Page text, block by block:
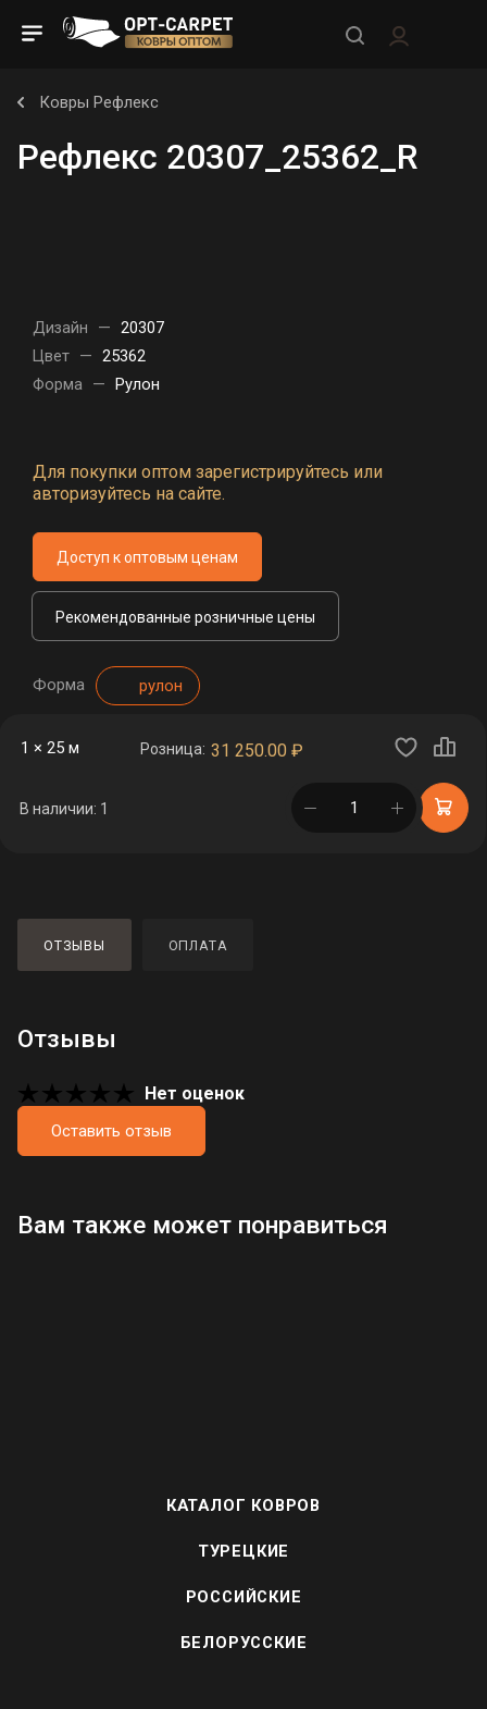
Ковры Рефлекс
Рефлекс 20307_25362_R
Дизайн — 20307
Цвет — 25362
Форма — Рулон
Для покупки оптом зарегистрируйтесь или
авторизуйтесь на сайте.
Доступ к оптовым ценам
Рекомендованные розничные цены
Форма рулон
1 × 25 м Розница: 31 250.00 ₽
В наличии: 1 в корзине
ОТЗЫВЫ ОПЛАТА
Отзывы
Нет оценок
Оставить отзыв
Загрузка отзывов...
Вам также может понравиться
КАТАЛОГ КОВРОВ
ТУРЕЦКИЕ
РОССИЙСКИЕ
БЕЛОРУССКИЕ